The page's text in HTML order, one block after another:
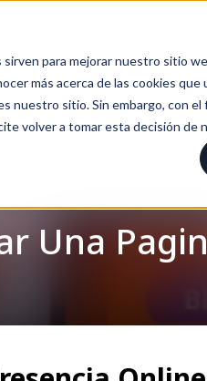
para mejorar nuestro sitio
más acerca de las cookies
nuestro sitio. Sin embargo, con
volver a tomar esta decisión de
Una